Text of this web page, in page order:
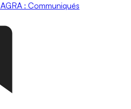
AGRA : Communiqués